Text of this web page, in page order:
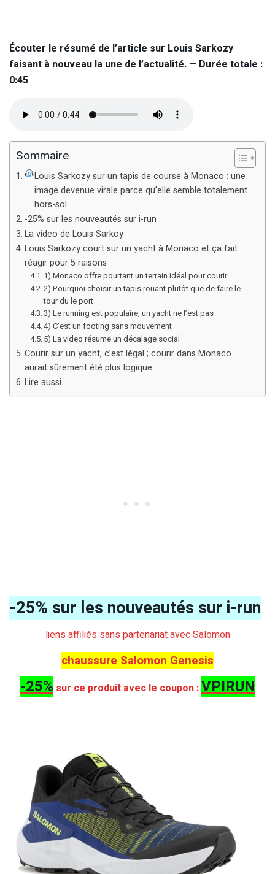
Écouter le résumé de l’article sur Louis Sarkozy
faisant à nouveau la une de l’actualité. — Durée totale :
0:45
Sommaire
Louis Sarkozy sur un tapis de course à Monaco : une
image devenue virale parce qu’elle semble totalement
hors-sol
-25% sur les nouveautés sur i-run
La video de Louis Sarkoy
Louis Sarkozy court sur un yacht à Monaco et ça fait
réagir pour 5 raisons
1) Monaco offre pourtant un terrain idéal pour courir
2) Pourquoi choisir un tapis rouant plutôt que de faire le
tour du le port
3) Le running est populaire, un yacht ne l’est pas
4) C’est un footing sans mouvement
5) La video résume un décalage social
Courir sur un yacht, c’est légal ; courir dans Monaco
aurait sûrement été plus logique
Lire aussi
-25% sur les nouveautés sur i-run
liens affiliés sans partenariat avec Salomon
chaussure Salomon Genesis
-25%sur ce produit avec le coupon :VPIRUN